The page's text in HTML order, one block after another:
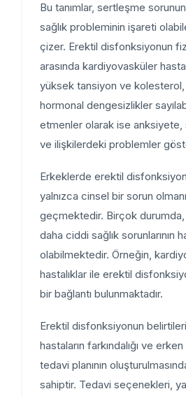
Bu tanımlar, sertleşme
sağlık probleminin işareti
çizer. Erektil disfonksiyonun
arasında kardiyovasküler
yüksek tansiyon ve
hormonal dengesizlikler
etmenler olarak ise
ve ilişkilerdeki problemler
Erkeklerde erektil
yalnızca cinsel bir sorun
geçmektedir. Birçok durumda,
daha ciddi sağlık sorunlarının
olabilmektedir. Örneğin,
hastalıklar ile erektil
bir bağlantı bulunmaktadır.
Erektil disfonksiyonun
hastaların farkındalığı ve
tedavi planının
sahiptir. Tedavi seçenekleri,